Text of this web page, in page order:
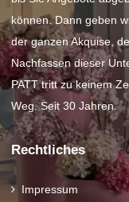
können. Dann geben
der ganzen Akquise,
Nachfassen dieser
PATT tritt zu keinem
Weg. Seit 30 Jahren.
Rechtliches
Impressum